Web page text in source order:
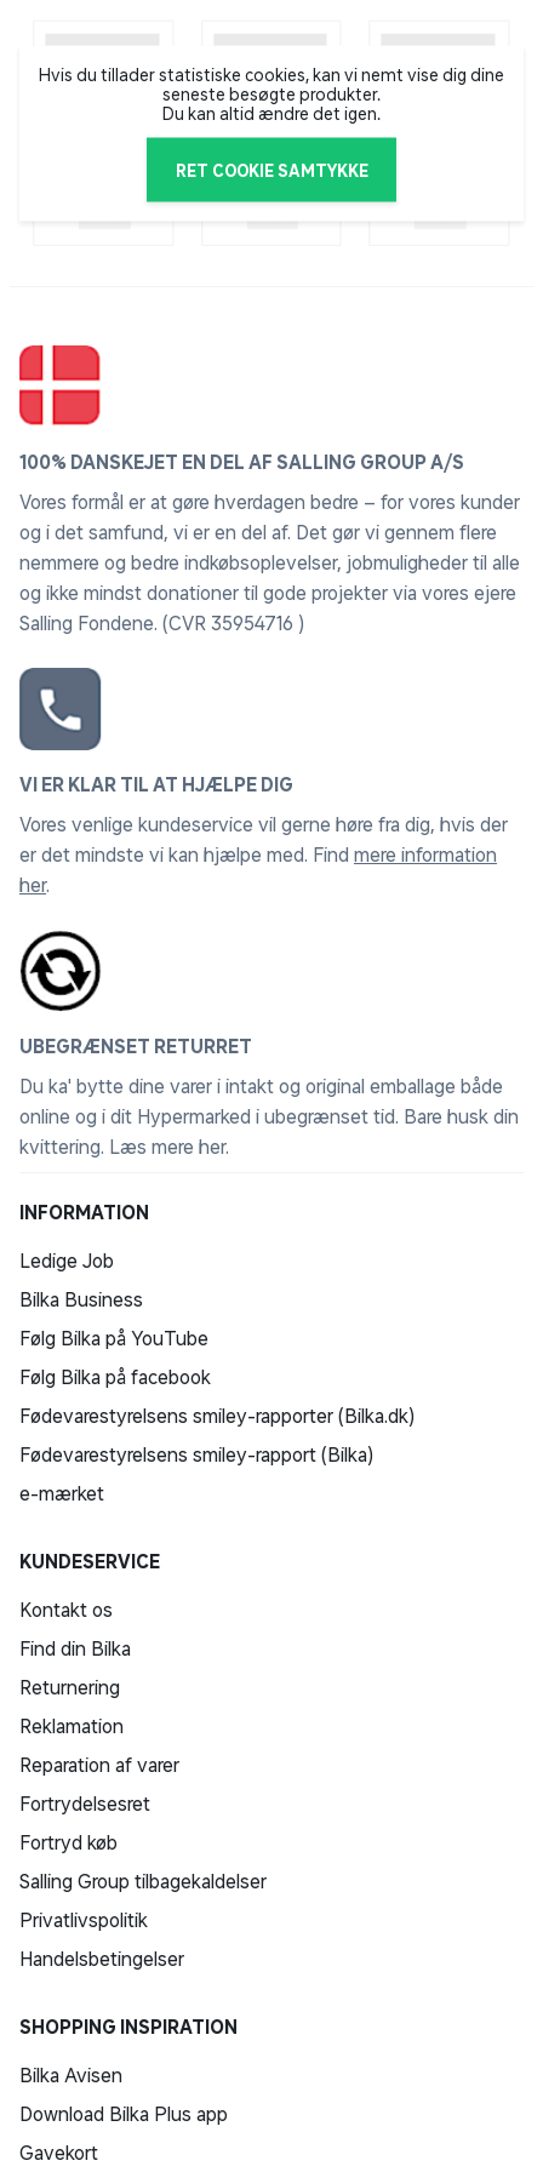
rimelige og nøje udvalgte produkter til hunde, katte,
smådyr, fugle, fisk og heste. Deres sortiment er bredt
og varieret, og der er altid noget for enhver smag og
Hvis du tillader statistiske cookies, kan vi nemt vise dig dine
seneste besøgte produkter.
Du kan altid ændre det igen.
RET COOKIE SAMTYKKE
100% DANSKEJET EN DEL AF SALLING GROUP A/S
Vores formål er at gøre hverdagen bedre – for vores kunder
og i det samfund, vi er en del af. Det gør vi gennem flere
nemmere og bedre indkøbsoplevelser, jobmuligheder til alle
og ikke mindst donationer til gode projekter via vores ejere
Salling Fondene. (CVR 35954716 )
VI ER KLAR TIL AT HJÆLPE DIG
Vores venlige kundeservice vil gerne høre fra dig, hvis der
er det mindste vi kan hjælpe med. Find mere information
her.
UBEGRÆNSET RETURRET
Du ka' bytte dine varer i intakt og original emballage både
online og i dit Hypermarked i ubegrænset tid. Bare husk din
kvittering. Læs mere her.
INFORMATION
Ledige Job
Bilka Business
Følg Bilka på YouTube
Følg Bilka på facebook
Fødevarestyrelsens smiley-rapporter (Bilka.dk)
Fødevarestyrelsens smiley-rapport (Bilka)
e-mærket
KUNDESERVICE
Kontakt os
Find din Bilka
Returnering
Reklamation
Reparation af varer
Fortrydelsesret
Fortryd køb
Salling Group tilbagekaldelser
Privatlivspolitik
Handelsbetingelser
SHOPPING INSPIRATION
Bilka Avisen
Download Bilka Plus app
Gavekort